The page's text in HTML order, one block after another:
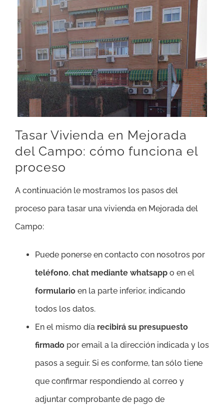
Tasar Vivienda en Mejorada
del Campo: cómo funciona el
proceso
A continuación le mostramos los pasos del
proceso para tasar una vivienda en Mejorada del
Campo:
Puede ponerse en contacto con nosotros por
teléfono, chat mediante whatsapp o en el
formulario en la parte inferior, indicando
todos los datos.
En el mismo día recibirá su presupuesto
firmado por email a la dirección indicada y los
pasos a seguir. Si es conforme, tan sólo tiene
que confirmar respondiendo al correo y
adjuntar comprobante de pago de